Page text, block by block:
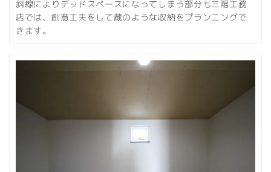
斜線によりデッドスペースになってしまう部分も三陽工務
店では、創意工夫をして蔵のような収納をプランニングで
きます。